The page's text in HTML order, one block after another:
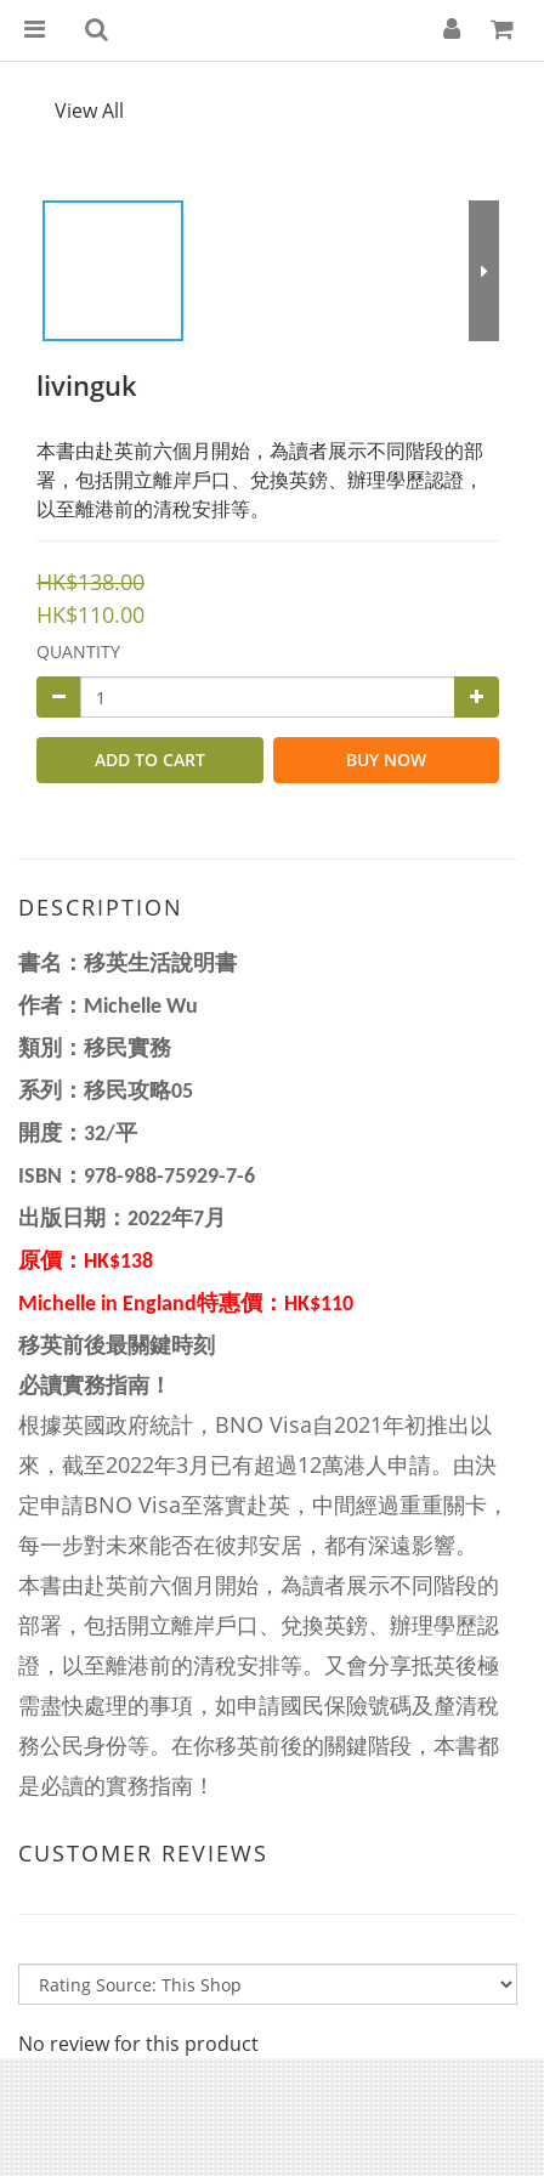
View All
livinguk
本書由赴英前六個月開始，為讀者展示不同階段的部
署，包括開立離岸戶口、兌換英鎊、辦理學歷認證，
以至離港前的清稅安排等。
HK$138.00
HK$110.00
QUANTITY
ADD TO CART BUY NOW
DESCRIPTION
書名： 移英生活說明書
作者： Michelle Wu
類別：移民實務
系列：移民攻略05
開度：32/平
ISBN： 978-988-75929-7-6
出版日期：2022年7月
原價：HK$138
Michelle in England特惠價：HK$110
移英前後最關鍵時刻
必讀實務指南！
根據英國政府統計，BNO Visa自2021年初推出以
來，截至2022年3月已有超過12萬港人申請。由決
定申請BNO Visa至落實赴英，中間經過重重關卡，
每一步對未來能否在彼邦安居，都有深遠影響。
本書由赴英前六個月開始，為讀者展示不同階段的
部署，包括開立離岸戶口、兌換英鎊、辦理學歷認
證，以至離港前的清稅安排等。又會分享抵英後極
需盡快處理的事項，如申請國民保險號碼及釐清稅
務公民身份等。在你移英前後的關鍵階段，本書都
是必讀的實務指南！
CUSTOMER REVIEWS
No review for this product